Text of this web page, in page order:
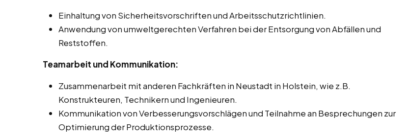
Einhaltung von Sicherheitsvorschriften und Arbeitsschutzrichtlinien.
Anwendung von umweltgerechten Verfahren bei der Entsorgung von Abfällen und
Reststoffen.
Teamarbeit und Kommunikation:
Zusammenarbeit mit anderen Fachkräften in Neustadt in Holstein, wie z.B.
Konstrukteuren, Technikern und Ingenieuren.
Kommunikation von Verbesserungsvorschlägen und Teilnahme an Besprechungen zur
Optimierung der Produktionsprozesse.